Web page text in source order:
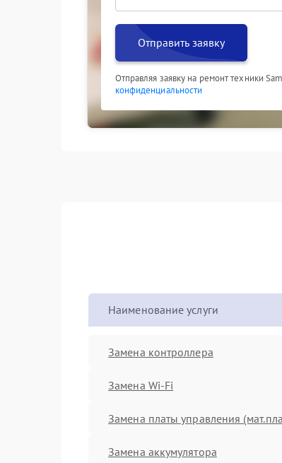
Отправить заявку
Отправляя заявку на ремонт техники
конфиденциальности
Наименование услуги
Замена контроллера
Замена Wi-Fi
Замена платы управления
Замена аккумулятора